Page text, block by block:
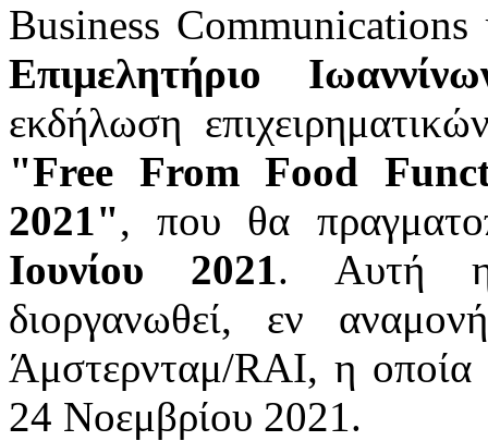
Business
Επιμελητήριο
εκδήλωση
"Free From Food
2021", που θα
Ιουνίου 2021. Αυτή η
διοργανωθεί, εν
Άμστερνταμ/RAI, η οποία
24 Νοεμβρίου 2021.